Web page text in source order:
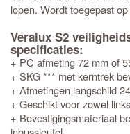
lopen. Wordt toegepast
Veralux S2
specificaties:
+ PC afmeting 72 mm of
+ SKG *** met kerntrek
+ Afmetingen langschild
+ Geschikt voor zowel
+ Bevestigingsmateriaal